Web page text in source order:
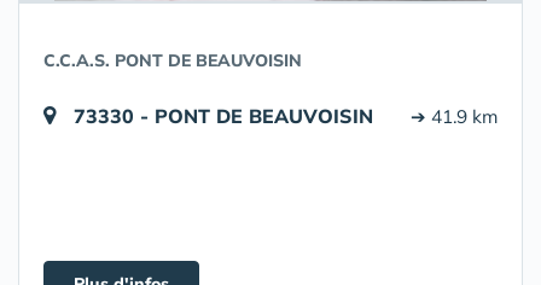
C.C.A.S. PONT DE BEAUVOISIN
73330 - PONT DE BEAUVOISIN ➔ 41.9 km